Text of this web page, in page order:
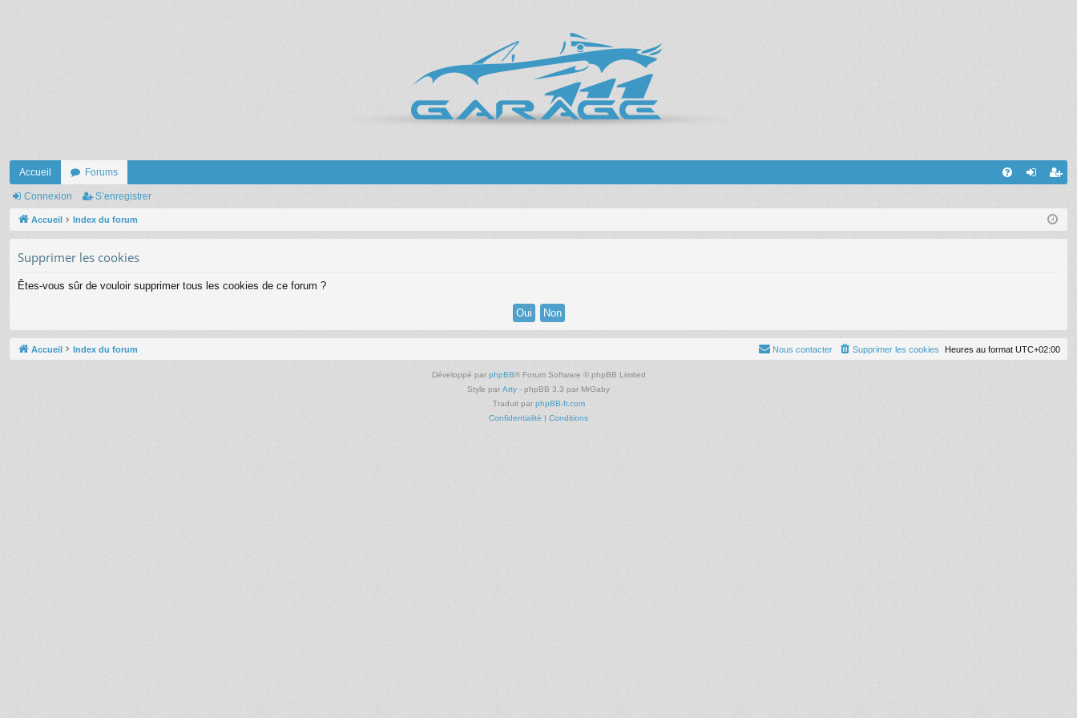
Accueil Forums
nr
Connexion S’enregistrer
Accueil Index du forum
Supprimer les cookies
Êtes-vous sûr de vouloir supprimer tous les cookies de ce forum ?
Accueil Index du forum Heures au format UTC+02:00
Supprimer les cookies
Nous contacter
Développé par phpBB® Forum Software © phpBB Limited
Style par Arty - phpBB 3.3 par MrGaby
Traduit par phpBB-fr.com
Confidentialité | Conditions